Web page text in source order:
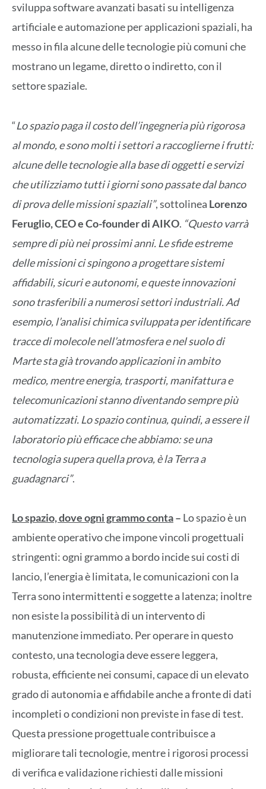
sviluppa software avanzati basati su intelligenza
artificiale e automazione per applicazioni spaziali, ha
messo in fila alcune delle tecnologie più comuni che
mostrano un legame, diretto o indiretto, con il
settore spaziale.
“Lo spazio paga il costo dell’ingegneria più rigorosa
al mondo, e sono molti i settori a raccoglierne i frutti:
alcune delle tecnologie alla base di oggetti e servizi
che utilizziamo tutti i giorni sono passate dal banco
di prova delle missioni spaziali”, sottolinea Lorenzo
Feruglio, CEO e Co-founder di AIKO. “Questo varrà
sempre di più nei prossimi anni. Le sfide estreme
delle missioni ci spingono a progettare sistemi
affidabili, sicuri e autonomi, e queste innovazioni
sono trasferibili a numerosi settori industriali.Ad
esempio, l’analisi chimica sviluppata per identificare
tracce di molecole nell’atmosfera e nel suolo di
Marte sta già trovando applicazioni in ambito
medico, mentre energia, trasporti, manifattura e
telecomunicazioni stanno diventando sempre più
automatizzati. Lo spazio continua, quindi, a essere il
laboratorio più efficace che abbiamo: se una
tecnologia supera quella prova, è la Terra a
guadagnarci”.
Lo spazio, dove ogni grammo conta– Lo spazio è un
ambiente operativo che impone vincoli progettuali
stringenti: ogni grammo a bordo incide sui costi di
lancio, l’energia è limitata, le comunicazioni con la
Terra sono intermittenti e soggette a latenza; inoltre
non esiste la possibilità di un intervento di
manutenzione immediato. Per operare in questo
contesto, una tecnologia deve essere leggera,
robusta, efficiente nei consumi, capace di un elevato
grado di autonomia e affidabile anche a fronte di dati
incompleti o condizioni non previste in fase di test.
Questa pressione progettuale contribuisce a
migliorare tali tecnologie, mentre i rigorosi processi
di verifica e validazione richiesti dalle missioni